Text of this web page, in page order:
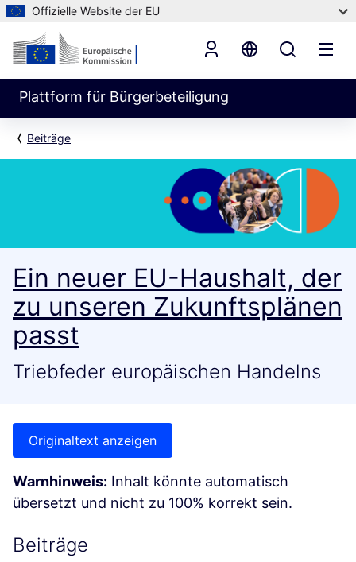
Offizielle Website der EU
Plattform für Bürgerbeteiligung
Beiträge
Ein neuer EU-Haushalt, der
zu unseren Zukunftsplänen
passt
Triebfeder europäischen Handelns
Originaltext anzeigen
Warnhinweis: Inhalt könnte automatisch
übersetzt und nicht zu 100% korrekt sein.
Beiträge